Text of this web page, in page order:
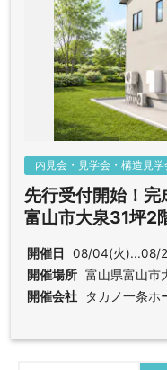
内見会・見学会・構造見学
先行受付開始！
富山市大泉31坪2
開催日
08/04(火)...08/
開催場所 富山県富山市
開催会社
タカノ一条ホ